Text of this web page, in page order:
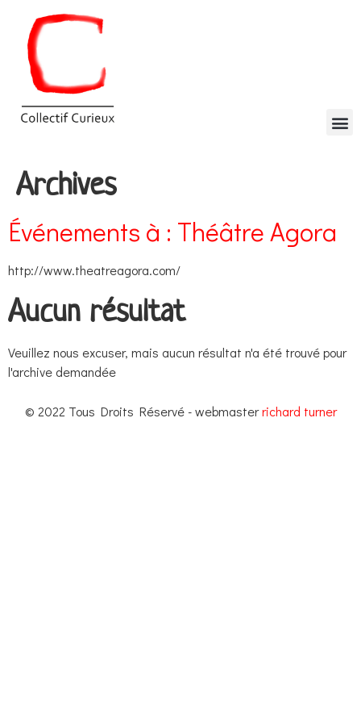
Archives
Événements à : Théâtre Agora
http://www.theatreagora.com/
Aucun résultat
Veuillez nous excuser, mais aucun résultat n'a été trouvé pour
l'archive demandée
© 2022 Tous Droits Réservé - webmasterrichard turner